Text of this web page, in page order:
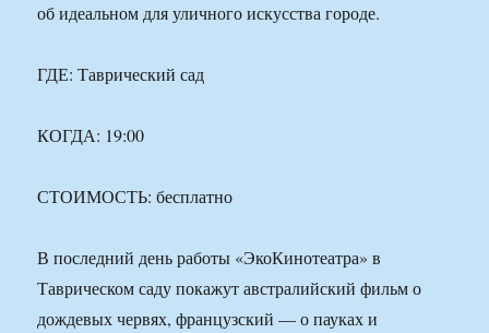
об идеальном для уличного искусства городе.
ГДЕ: Таврический сад
КОГДА: 19:00
СТОИМОСТЬ: бесплатно
В последний день работы «ЭкоКинотеатра» в
Таврическом саду покажут австралийский фильм о
дождевых червях, французский — о пауках и